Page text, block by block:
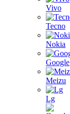
Vivo
Tecno
Nokia
Google
Meizu
Lg